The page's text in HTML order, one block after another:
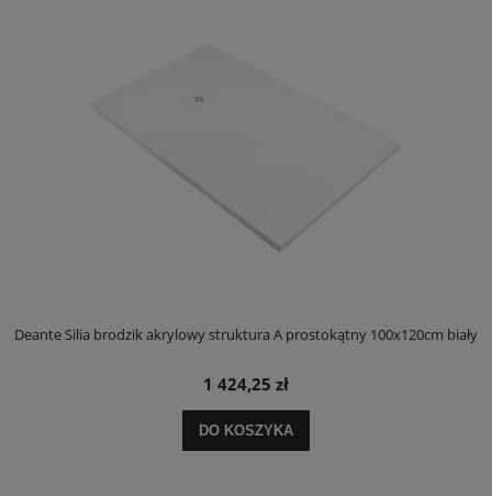
Deante Silia brodzik akrylowy struktura A prostokątny 100x120cm biały
1 424,25 zł
DO KOSZYKA